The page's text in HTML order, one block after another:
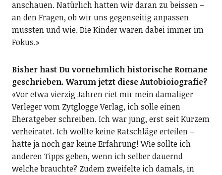
anschauen. Natürlich hatten wir daran zu beissen –
an den Fragen, ob wir uns gegenseitig anpassen
mussten und wie. Die Kinder waren dabei immer im
Fokus.»
Bisher hast Du vornehmlich historische Romane
geschrieben. Warum jetzt diese Autobioiografie?
«Vor etwa vierzig Jahren riet mir mein damaliger
Verleger vom Zytglogge Verlag, ich solle einen
Eheratgeber schreiben. Ich war jung, erst seit Kurzem
verheiratet. Ich wollte keine Ratschläge erteilen –
hatte ja noch gar keine Erfahrung! Wie sollte ich
anderen Tipps geben, wenn ich selber dauernd
welche brauchte? Zudem zweifelte ich damals, in